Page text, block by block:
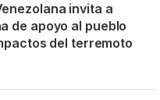
invita a
de apoyo al pueblo
del terremoto